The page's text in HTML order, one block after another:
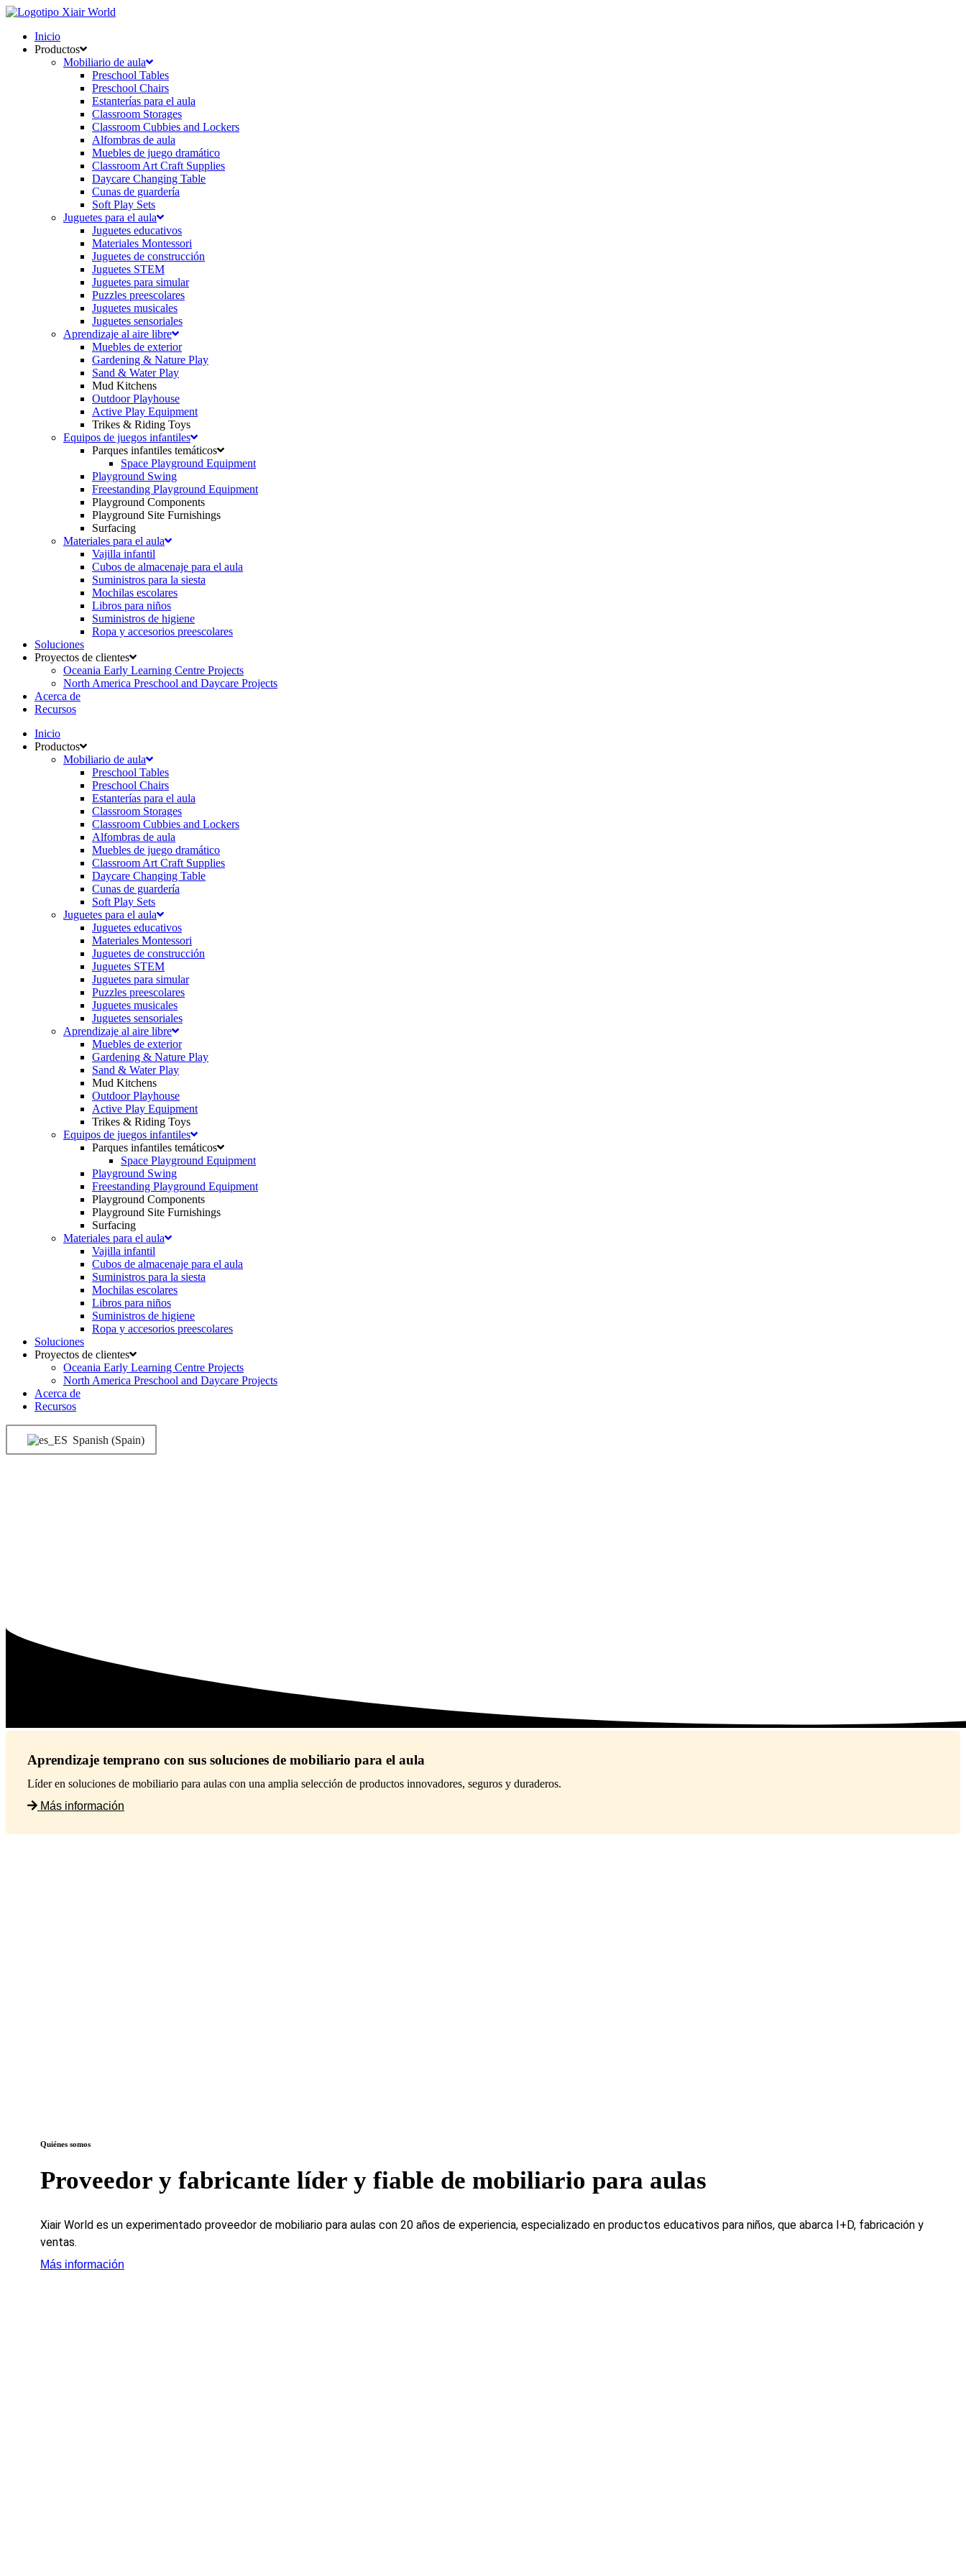
Ir
contenido
Inicio
Productos
Mobiliario de aula
Preschool Tables
Preschool Chairs
Estanterías para el aula
Classroom Storages
Classroom Cubbies and Lockers
Alfombras de aula
Muebles de juego dramático
Classroom Art Craft Supplies
Daycare Changing Table
Cunas de guardería
Soft Play Sets
Juguetes para el aula
Juguetes educativos
Materiales Montessori
Juguetes de construcción
Juguetes STEM
Juguetes para simular
Puzzles preescolares
Juguetes musicales
Juguetes sensoriales
Aprendizaje al aire libre
Muebles de exterior
Gardening & Nature Play
Sand & Water Play
Mud Kitchens
Outdoor Playhouse
Active Play Equipment
Trikes & Riding Toys
Equipos de juegos infantiles
Parques infantiles temáticos
Space Playground Equipment
Playground Swing
Freestanding Playground Equipment
Playground Components
Playground Site Furnishings
Surfacing
Materiales para el aula
Vajilla infantil
Cubos de almacenaje para el aula
Suministros para la siesta
Mochilas escolares
Libros para niños
Suministros de higiene
Ropa y accesorios preescolares
Soluciones
Proyectos de clientes
Oceania Early Learning Centre Projects
North America Preschool and Daycare Projects
Acerca de
Recursos
Inicio
Productos
Mobiliario de aula
Preschool Tables
Preschool Chairs
Estanterías para el aula
Classroom Storages
Classroom Cubbies and Lockers
Alfombras de aula
Muebles de juego dramático
Classroom Art Craft Supplies
Daycare Changing Table
Cunas de guardería
Soft Play Sets
Juguetes para el aula
Juguetes educativos
Materiales Montessori
Juguetes de construcción
Juguetes STEM
Juguetes para simular
Puzzles preescolares
Juguetes musicales
Juguetes sensoriales
Aprendizaje al aire libre
Muebles de exterior
Gardening & Nature Play
Sand & Water Play
Mud Kitchens
Outdoor Playhouse
Active Play Equipment
Trikes & Riding Toys
Equipos de juegos infantiles
Parques infantiles temáticos
Space Playground Equipment
Playground Swing
Freestanding Playground Equipment
Playground Components
Playground Site Furnishings
Surfacing
Materiales para el aula
Vajilla infantil
Cubos de almacenaje para el aula
Suministros para la siesta
Mochilas escolares
Libros para niños
Suministros de higiene
Ropa y accesorios preescolares
Soluciones
Proyectos de clientes
Oceania Early Learning Centre Projects
North America Preschool and Daycare Projects
Acerca de
Recursos
Spanish (Spain)
Aprendizaje temprano con sus soluciones de mobiliario para el aula
Líder en soluciones de mobiliario para aulas con una amplia selección de productos innovadores, seguros y duraderos.
Más información
Quiénes somos
Proveedor y fabricante líder y fiable de mobiliario para aulas
Xiair World es un experimentado proveedor de mobiliario para aulas con 20 años de experiencia, especializado en productos educativos para niños, que abarca I+D, fabricación y
ventas.
Más información